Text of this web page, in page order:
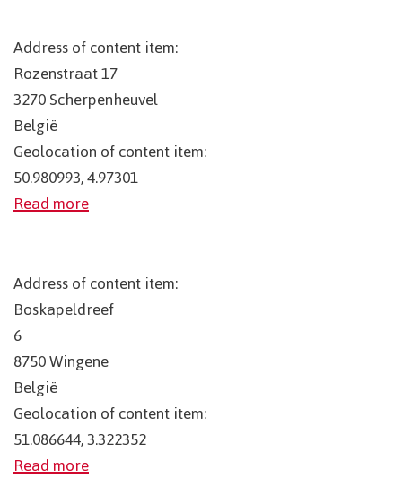
Address of content item:
Rozenstraat 17
3270Scherpenheuvel
België
Geolocation of content item:
50.980993, 4.97301
Read more
Address of content item:
Boskapeldreef
6
8750Wingene
België
Geolocation of content item:
51.086644, 3.322352
Read more